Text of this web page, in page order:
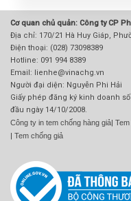
Cơ quan chủ quản: Công ty CP
Địa chỉ: 170/21 Hà Huy Giáp,
Điện thoại: (028) 73098389
Hotline: 091 994 8389
Email: lienhe@vinachg.vn
Người đại diện: Nguyễn Phi Hải
Giấy phép đăng ký kinh doanh
đầu ngày 14/10/2008.
Công ty in tem chống hàng giả|
| Tem chống giả